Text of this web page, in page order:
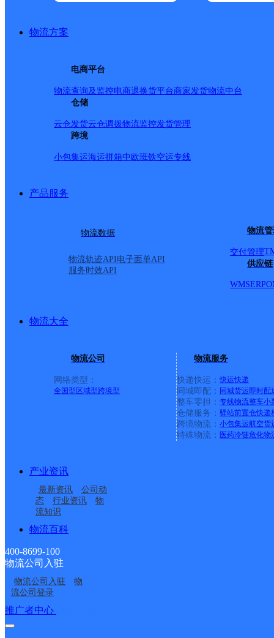
物流方案
电商平台
物流查询及监控电商退换货平台商家发货物流中台
仓储
云仓发货云仓调拨物流监控发货管理
跨境
小包集运海运拼箱中欧班铁空运专线
产品服务
物流数据
物流轨迹API电子面单API
服务时效API
物流
交付管理
供应链
WMSERP
物流大全
物流公司
网络类型：
全国型 区域型跨境型
物流服务
快递快运： 快运快递
同城即配： 同城货运即时配
整车零担： 专线物流整车小
仓储服务： 驿站前置仓快递
跨境物流： 小包集运航空货
特殊物流： 医药冷链危化物
产业资讯
最新资讯
公司动
态
行业资讯
物
流知识
物流百科
400-8699-100
物流公司入驻
物流公司入驻
物
流公司登录
推广者中心
所属快递：申通快递
所属区域：四川省-凉山彝族自治州-德昌县
网点地址：凤凰大道中段凤北巷2号
网点负责人：
便民服务站分部
四川德昌县公司永郎镇
便民服务分部
德昌县麻栗镇合作点
ID11388
德昌县麻栗镇合作点
ID11231
德昌县南山邮政便民服
务站
德昌县乐跃邮政支局
德昌县六所邮政所
接口API